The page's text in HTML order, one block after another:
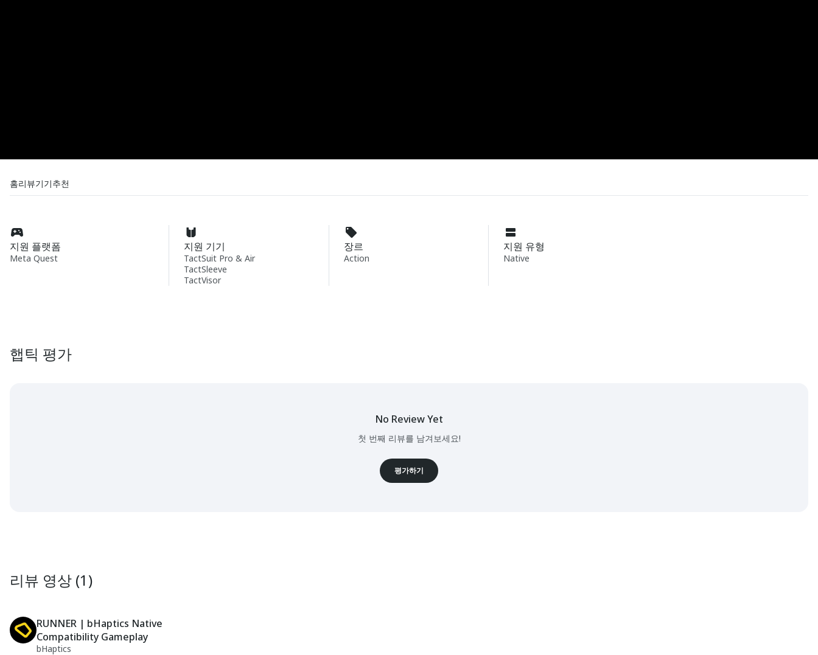
홈리뷰기기추천
지원 플랫폼
Meta Quest
지원 기기
TactSuit Pro & Air
TactSleeve
TactVisor
장르
Action
지원 유형
Native
햅틱 평가
No Review Yet
첫 번째 리뷰를 남겨보세요!
평가하기
리뷰 영상 (1)
RUNNER | bHaptics Native
Compatibility Gameplay
bHaptics